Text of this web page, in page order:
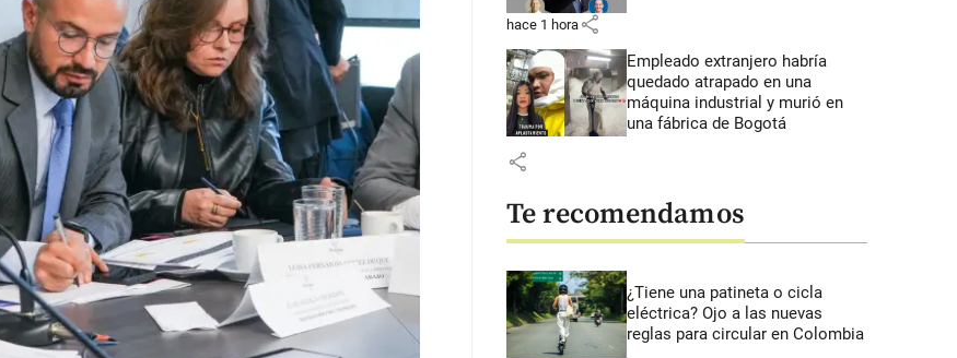
hace 1 hora share
Empleado extranjero habría
quedado atrapado en una
máquina industrial y murió en
una fábrica de Bogotá
share
Te recomendamos
¿Tiene una patineta o cicla
eléctrica? Ojo a las nuevas
reglas para circular en Colombia